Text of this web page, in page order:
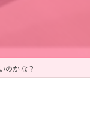
のかな？